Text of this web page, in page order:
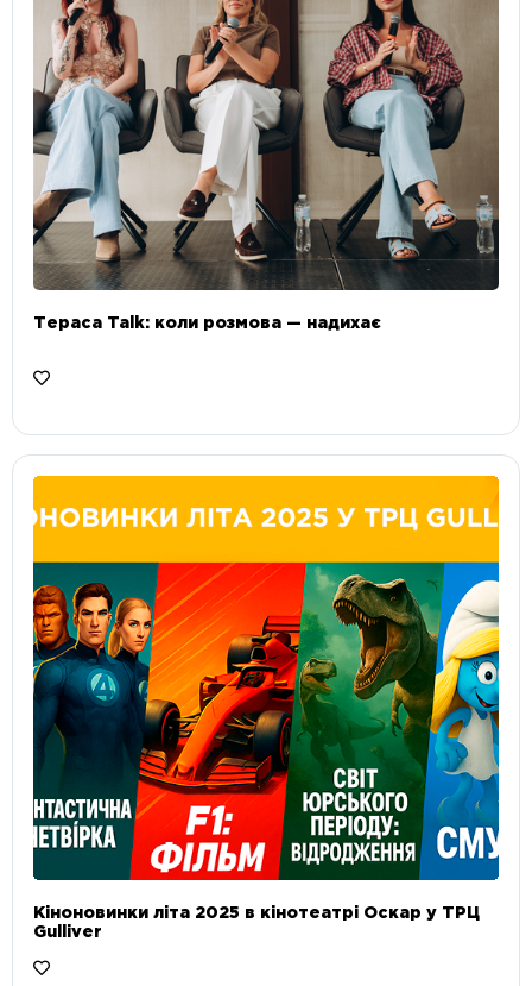
Тераса Talk: коли розмова — надихає
Кіноновинки літа 2025 в кінотеатрі Оскар у ТРЦ
Gulliver